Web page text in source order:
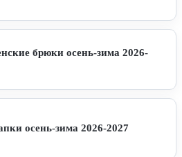
брюки осень-зима 2026-
осень-зима 2026-2027